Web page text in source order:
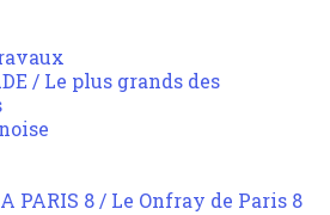
/ Le plus grands des
PARIS 8 / Le Onfray de Paris 8